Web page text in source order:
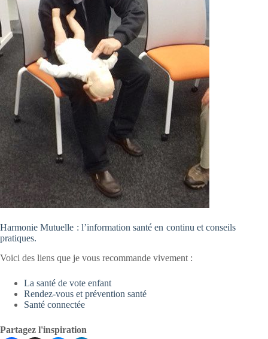
Harmonie Mutuelle : l’information santé en continu et conseils
pratiques.
Voici des liens que je vous recommande vivement :
La santé de vote enfant
Rendez-vous et prévention santé
Santé connectée
Partagez l'inspiration